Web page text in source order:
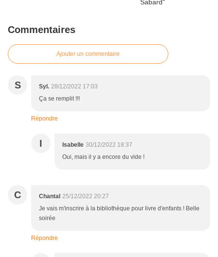
Commentaires
Ajouter un commentaire
S Syl. 28/12/2022 17:03
Ça se remplit !!!
Répondre
I Isabelle 30/12/2022 18:37
Oui, mais il y a encore du vide !
C Chantal 25/12/2022 20:27
Je vais m'inscrire à la bibliothèque pour livre d'enfants ! Belle
soirée
Répondre